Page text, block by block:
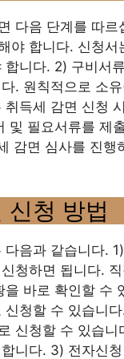
다음 단계를 따
야 합니다. 신청
합니다. 2) 구비서
. 원칙적으로 소
득세 감면 신청
및 필요서류를 제
감면 심사를 진
청 방법
음과 같습니다.
청하면 됩니다.
을 바로 확인할 수
청할 수 있습니
신청할 수 있습
니다. 3) 전자신